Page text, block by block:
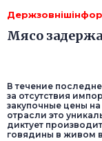
Мясо
В течение
за отсутствия
закупочные цены
отрасли это
диктует
говядины в живом